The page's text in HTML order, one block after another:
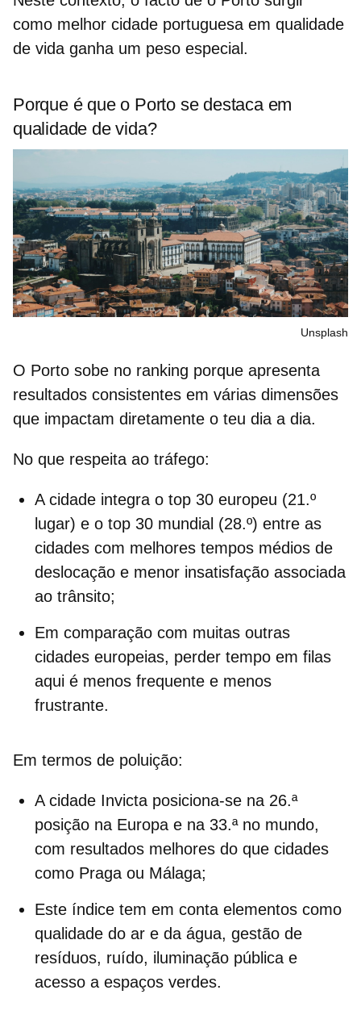
como melhor cidade portuguesa em qualidade
de vida ganha um peso especial.
Porque é que o Porto se destaca em
qualidade de vida?
Unsplash
O Porto sobe no ranking porque apresenta
resultados consistentes em várias dimensões
que impactam diretamente o teu dia a dia.
No que respeita ao tráfego:
A cidade integra o top 30 europeu (21.º
lugar) e o top 30 mundial (28.º) entre as
cidades com melhores tempos médios de
deslocação e menor insatisfação associada
ao trânsito;
Em comparação com muitas outras
cidades europeias, perder tempo em filas
aqui é menos frequente e menos
frustrante.
Em termos de poluição:
A cidade Invicta posiciona-se na 26.ª
posição na Europa e na 33.ª no mundo,
com resultados melhores do que cidades
como Praga ou Málaga;
Este índice tem em conta elementos como
qualidade do ar e da água, gestão de
resíduos, ruído, iluminação pública e
acesso a espaços verdes.